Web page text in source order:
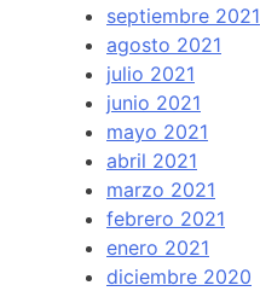
septiembre 2021
agosto 2021
julio 2021
junio 2021
mayo 2021
abril 2021
marzo 2021
febrero 2021
enero 2021
diciembre 2020